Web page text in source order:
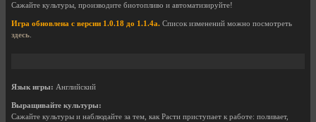
Сажайте культуры, производите биотопливо и автоматизируйте!
Игра обновлена с версии 1.0.18 до 1.1.4a. Список изменений можно посмотреть
здесь.
Язык игры: Английский
Выращивайте культуры:
Сажайте культуры и наблюдайте за тем, как Расти приступает к работе: поливает,